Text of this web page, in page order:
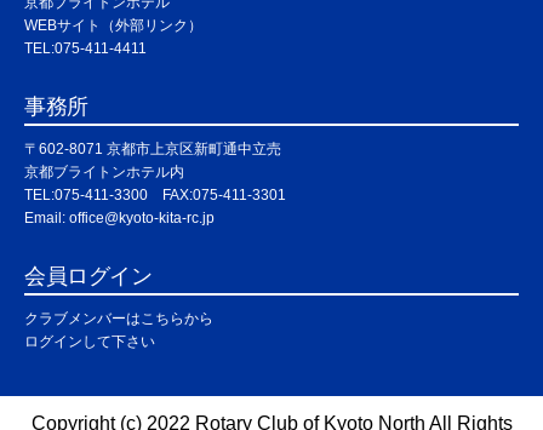
WEBサイト（外部リンク）
TEL:075-411-4411
事務所
〒602-8071 京都市上京区新町通中立売
京都ブライトンホテル内
TEL:075-411-3300 FAX:075-411-3301
Email: office@kyoto-kita-rc.jp
会員ログイン
クラブメンバーはこちらから
ログインして下さい
Copyright (c) 2022 Rotary Club of Kyoto North All Rights